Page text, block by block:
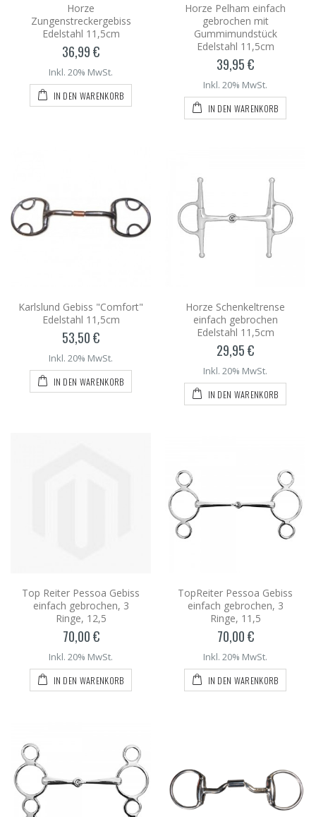
Horze
Zungenstreckergebiss
Edelstahl 11,5cm
36,99 €
Inkl. 20% MwSt.
IN DEN WARENKORB
Horze Pelham einfach
gebrochen mit
Gummimundstück
Edelstahl 11,5cm
39,95 €
Inkl. 20% MwSt.
IN DEN WARENKORB
Karlslund Gebiss "Comfort"
Edelstahl 11,5cm
53,50 €
Inkl. 20% MwSt.
IN DEN WARENKORB
Horze Schenkeltrense
einfach gebrochen
Edelstahl 11,5cm
29,95 €
Inkl. 20% MwSt.
IN DEN WARENKORB
Top Reiter Pessoa Gebiss
einfach gebrochen, 3
Ringe, 12,5
70,00 €
Inkl. 20% MwSt.
IN DEN WARENKORB
TopReiter Pessoa Gebiss
einfach gebrochen, 3
Ringe, 11,5
70,00 €
Inkl. 20% MwSt.
IN DEN WARENKORB